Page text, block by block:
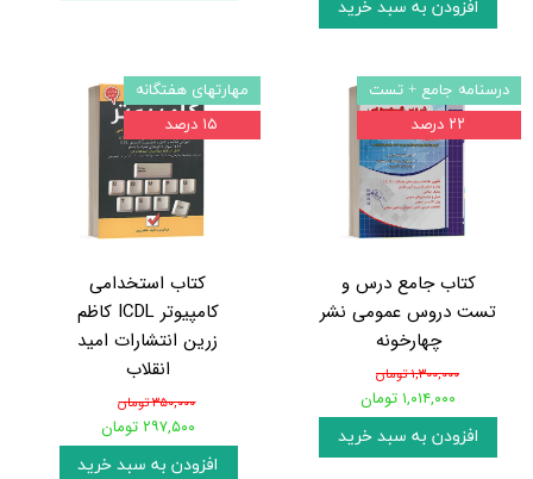
افزودن به سبد خرید
کتاب جامع درس و
تست دروس عمومی نشر
چهارخونه
۱,۳۰۰,۰۰۰ تومان
۱,۰۱۴,۰۰۰ تومان
افزودن به سبد خرید
درسنامه جامع + تست
۲۲ درصد
کتاب استخدامی
کامپیوتر ICDL کاظم
زرین انتشارات امید
انقلاب
۳۵۰,۰۰۰ تومان
۲۹۷,۵۰۰ تومان
افزودن به سبد خرید
مهارتهای هفتگانه
۱۵ درصد